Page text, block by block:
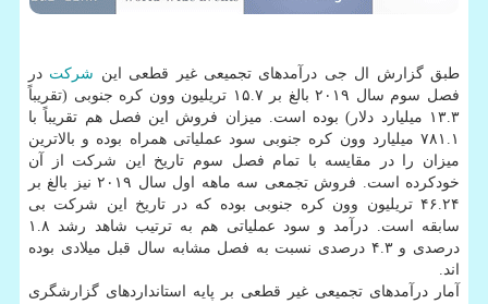
طبق گزارش ال جی درآمدهای تجمیعی غیر قطعی این شركت در
فصل سوم سال ۲۰۱۹ بالغ بر ۱۵.۷ تریلیون وون كره جنوبی (تقریباً
۱۳.۳ میلیارد دلار) بوده است. میزان فروش این فصل هم تقریباً با
۷۸۱.۱ میلیارد وون كره جنوبی سود عملیاتی همراه بوده و بالاترین
میزان را در مقایسه با تمام فصل سوم تاریخ این شركت از آن
خودكرده است. فروش تجمعی سه ماهه اول سال ۲۰۱۹ نیز بالغ بر
۴۶.۲۴ تریلیون وون كره جنوبی بوده كه در تاریخ این شركت بی
سابقه است. درآمد و سود عملیاتی هم به ترتیب شاهد رشد ۱.۸
درصدی و ۴.۳ درصدی نسبت به فصل مشابه سال قبل میلادی بوده
اند.
آمار درآمدهای تجمیعی غیر قطعی بر پایه استانداردهای گزارشگری